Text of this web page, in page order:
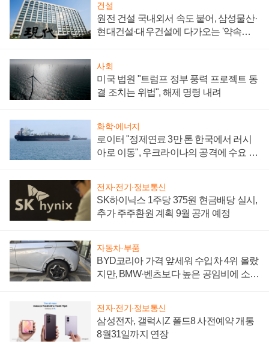
건설
원전 건설 국내외서 속도 붙어, 삼성물산·
현대건설·대우건설에 다가오는 '약속의
사회
미국 법원 "트럼프 정부 풍력 프로젝트 동
결 조치는 위법", 해제 명령 내려
화학·에너지
로이터 "정제연료 3만 톤 한국에서 러시
아로 이동", 우크라이나의 공격에 수요 늘
전자·전기·정보통신
SK하이닉스 1주당 375원 현금배당 실시,
추가 주주환원 계획 9월 공개 예정
자동차·부품
BYD코리아 가격 앞세워 수입차 4위 올랐
지만, BMW·벤츠보다 높은 공임비에 소비
전자·전기·정보통신
삼성전자, 갤럭시Z 폴드8 사전예약 개통
8월31일까지 연장